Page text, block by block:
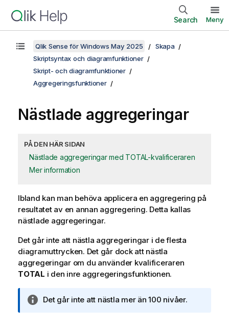
Search Meny
Qlik Sense för Windows May 2025
Skapa
Skriptsyntax och diagramfunktioner
Skript- och diagramfunktioner
Aggregeringsfunktioner
Nästlade aggregeringar
PÅ DEN HÄR SIDAN
Nästlade aggregeringar med TOTAL-kvalificeraren
Mer information
Ibland kan man behöva applicera en aggregering på
resultatet av en annan aggregering. Detta kallas
nästlade aggregeringar.
Det går inte att nästla aggregeringar i de flesta
diagramuttrycken. Det går dock att nästla
aggregeringar om du använder kvalificeraren
TOTAL i den inre aggregeringsfunktionen.
A
Det går inte att nästla mer än 100 nivåer.